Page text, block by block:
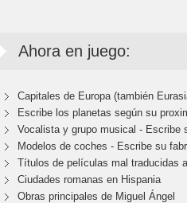
Ahora en juego:
Capitales de Europa (también
Escribe los planetas según su
Vocalista y grupo musical - Escribe
Modelos de coches - Escribe su
Títulos de películas mal traducidas
Ciudades romanas en Hispania
Obras principales de Miguel Ángel